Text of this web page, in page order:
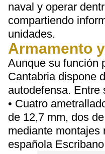
naval y operar
compartiendo
unidades.
Armamento
Aunque su función
Cantabria dispone
autodefensa. Entre
• Cuatro
de 12,7 mm, dos
mediante montajes
española